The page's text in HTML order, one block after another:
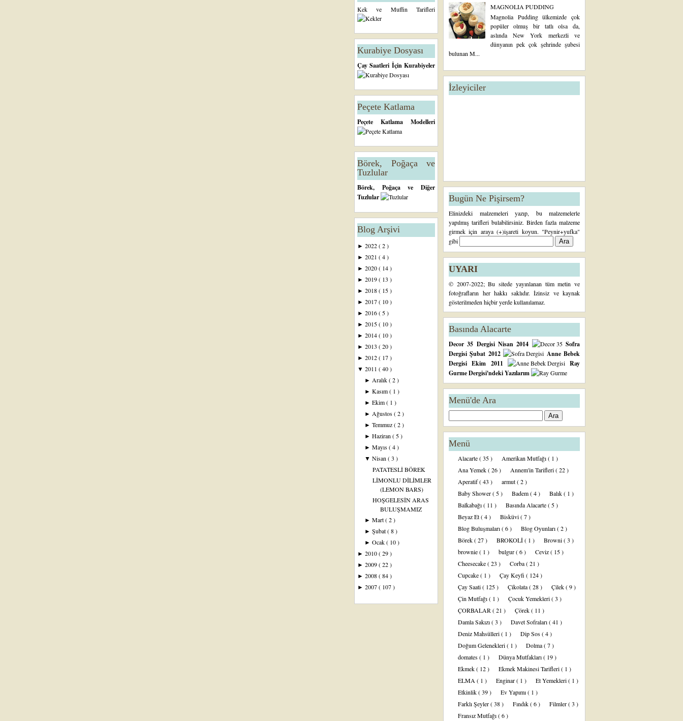
Kek ve Muffin Tarifleri
Kurabiye Dosyası
Çay Saatleri İçin Kurabiyeler
Peçete Katlama
Peçete Katlama Modelleri
Börek, Poğaça ve
Tuzlular
Börek, Poğaça ve Diğer
Tuzlular
Blog Arşivi
► 2022( 2 )
► 2021 ( 4 )
► 2020( 14 )
► 2019( 13 )
► 2018( 15 )
► 2017( 10 )
► 2016( 5 )
► 2015( 10 )
► 2014( 10 )
► 2013 ( 20 )
► 2012( 17 )
▼ 2011 ( 40 )
►Aralık( 2 )
►Kasım( 1 )
►Ekim( 1 )
►Ağustos( 2 )
►Temmuz( 2 )
►Haziran( 5 )
►Mayıs( 4 )
▼Nisan( 3 )
PATATESLİ BÖREK
LİMONLU DİLİMLER
(LEMON BARS)
HOŞGELESİN ARAS
BULUŞMAMIZ
►Mart( 2 )
►Şubat( 8 )
►Ocak( 10 )
► 2010( 29 )
► 2009( 22 )
► 2008( 84 )
► 2007( 107 )
MAGNOLIA PUDDING
Magnolia Pudding ülkemizde çok
popüler olmuş bir tatlı olsa da,
aslında New York merkezli ve
dünyanın pek çok şehrinde şubesi
bulunan M...
İzleyiciler
Bugün Ne Pişirsem?
Elinizdeki malzemeleri yazıp, bu malzemelerle
yapılmış tarifleri bulabilirsiniz. Birden fazla malzeme
girmek için araya (+)işareti koyun. "Peynir+yufka"
gibi
UYARI
© 2007-2022; Bu sitede yayınlanan tüm metin ve
fotoğrafların her hakkı saklıdır. İzinsiz ve kaynak
gösterilmeden hiçbir yerde kullanılamaz.
Basında Alacarte
Decor 35 Dergisi Nisan 2014
Sofra
Dergisi Şubat 2012
Anne Bebek
Dergisi Ekim 2011
Ray
Gurme Dergisi'ndeki Yazılarım
Menü'de Ara
Menü
Alacarte( 35 ) Amerikan Mutfağı( 1 )
Ana Yemek( 26 ) Annem'in Tarifleri( 22 )
Aperatif( 43 ) armut( 2 )
Baby Shower( 5 ) Badem( 4 ) Balık( 1 )
Balkabağı( 11 ) Basında Alacarte( 5 )
Beyaz Et( 4 ) Bisküvi( 7 )
Blog Buluşmaları( 6 ) Blog Oyunları( 2 )
Börek( 27 ) BROKOLİ( 1 ) Browni( 3 )
brownie( 1 ) bulgur( 6 ) Ceviz( 15 )
Cheesecake( 23 ) Corba( 21 )
Cupcake( 1 ) Çay Keyfi ( 124 )
Çay Saati( 125 ) Çikolata( 28 ) Çilek( 9 )
Çin Mutfağı( 1 ) Çocuk Yemekleri( 3 )
ÇORBALAR ( 21 ) Çörek( 11 )
Damla Sakızı( 3 ) Davet Sofraları( 41 )
Deniz Mahsülleri( 1 ) Dip Sos( 4 )
Doğum Gelenekleri( 1 ) Dolma( 7 )
domates( 1 ) Dünya Mutfakları( 19 )
Ekmek( 12 ) Ekmek Makinesi Tarifleri( 1 )
ELMA ( 1 ) Enginar( 1 ) Et Yemekleri( 1 )
Etkinlik( 39 ) Ev Yapımı( 1 )
Farklı Şeyler( 38 ) Fındık( 6 ) Filmler( 3 )
Fransız Mutfağı( 6 )